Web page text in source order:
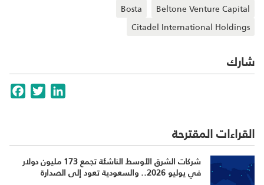
Beltone Venture Capital
Bosta
Citadel International Holdings
شارك
TwitterLinkedIn
القراءات المقترحة
شركات الشرق الأوسط الناشئة تجمع 173 مليون دولار
في يوليو 2026.. والسعودية تعود إلى الصدارة